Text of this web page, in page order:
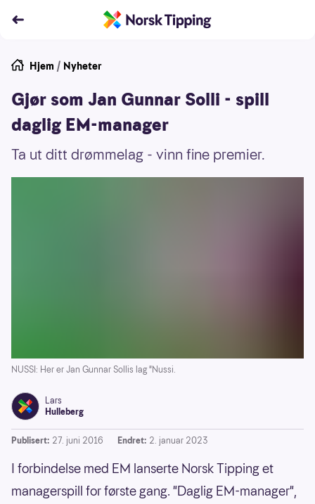
Hjem / Nyheter
Gjør som Jan Gunnar Solli - spill
daglig EM-manager
Ta ut ditt drømmelag - vinn fine premier.
NUSSI: Her er Jan Gunnar Sollis lag "Nussi.
Lars
Hulleberg
Publisert: 27. juni 2016 Endret: 2. januar 2023
I forbindelse med EM lanserte Norsk Tipping et
managerspill for første gang. "Daglig EM-manager",